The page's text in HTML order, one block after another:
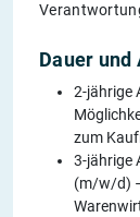
Dauer und
2-jährige
zum
3-jährige
(m/w/d)